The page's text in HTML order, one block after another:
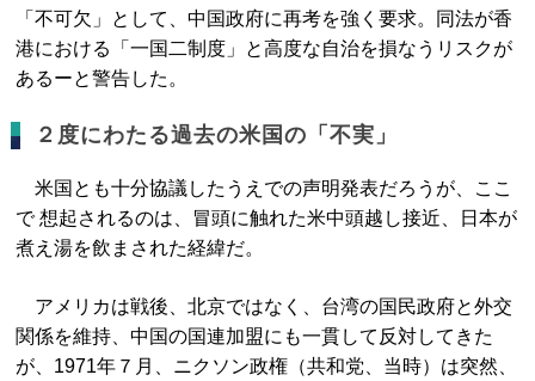
「不可欠」として、中国政府に再考を強く要求。同法が香
港における「一国二制度」と高度な自治を損なうリスクが
あるーと警告した。
２度にわたる過去の米国の「不実」
米国とも十分協議したうえでの声明発表だろうが、ここ
で 想起されるのは、冒頭に触れた米中頭越し接近、日本が
煮え湯を飲まされた経緯だ。
アメリカは戦後、北京ではなく、台湾の国民政府と外交
関係を維持、中国の国連加盟にも一貫して反対してきた
が、1971年７月、ニクソン政権（共和党、当時）は突然、